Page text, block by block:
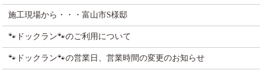
施工現場から・・・富山市S様邸
🐾ドックラン🐾のご利用について
🐾ドックラン🐾の営業日、営業時間の変更のお知らせ